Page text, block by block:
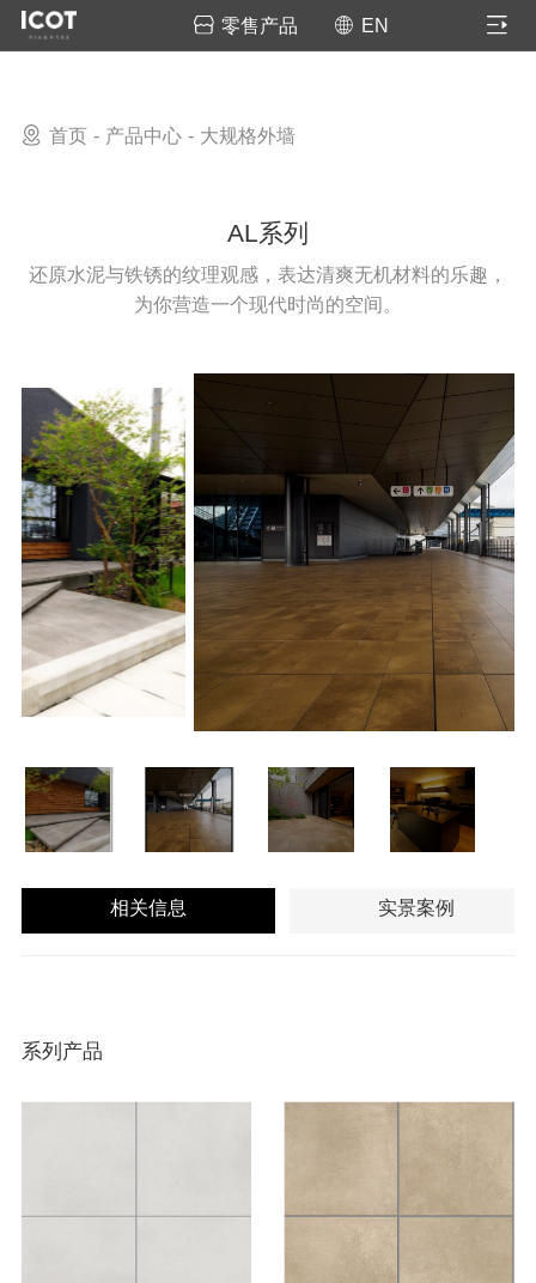
零售产品 EN
首页 产品中心 大规格外墙
AL系列
还原水泥与铁锈的纹理观感，表达清爽无机材料的乐趣，
为你营造一个现代时尚的空间。
相关信息 实景案例
系列产品